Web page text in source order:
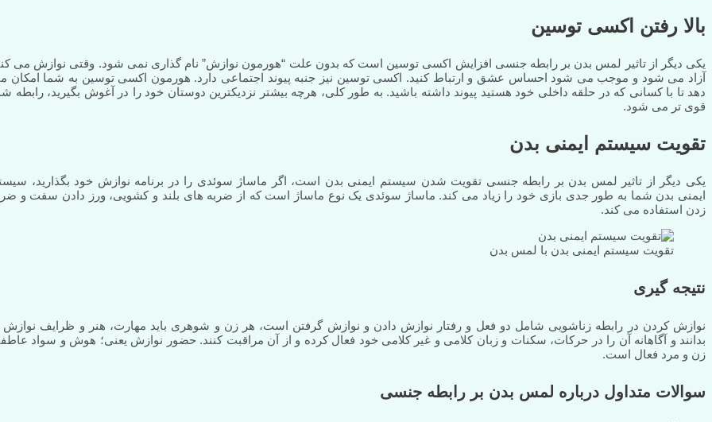
بالا رفتن اکسی توسین
یکی دیگر از تاثیر لمس بدن بر رابطه جنسی افزایش اکسی توسین است که بدون علت “هورمون نوازش” نام گذاری نمی شود. وقتی نوازش می
آزاد می شود و موجب می شود احساس عشق و ارتباط کنید. اکسی توسین نیز جنبه پیوند اجتماعی دارد. هورمون اکسی توسین به شما امکان
دهد تا با کسانی که در حلقه داخلی خود هستید پیوند داشته باشید. به طور کلی، هرچه بیشتر نزدیکترین دوستان خود را در آغوش بگیرید، رابطه
قوی تر می شود.
تقویت سیستم ایمنی بدن
یکی دیگر از تاثیر لمس بدن بر رابطه جنسی تقویت شدن سیستم ایمنی بدن است، اگر ماساژ سوئدی را در برنامه نوازش خود بگذارید،
ایمنی بدن شما به طور جدی بازی خود را زیاد می کند. ماساژ سوئدی یک نوع ماساژ است که از ضربه های بلند و کشویی، ورز دادن سفت و
زدن استفاده می کند.
تقویت سیستم ایمنی بدن با لمس بدن
نتیجه گیری
نوازش کردن در رابطه زناشویی شامل دو فعل و رفتار نوازش دادن و نوازش گرفتن است، هر زن و شوهری باید مهارت، هنر و ظرایف نوازش
بدانند و آگاهانه آن را در حرکات، سکنات و زبان کلامی و غیر کلامی خود فعال کرده و از آن مراقبت کنند. حضور نوازش یعنی؛ هوش و سواد
زن و مرد فعال است.
سوالات متداول درباره لمس بدن بر رابطه جنسی